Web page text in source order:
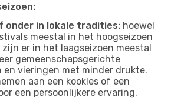
onder in lokale tradities: hoewel
meestal in het hoogseizoen
er in het laagseizoen meestal
gemeenschapsgerichte
en vieringen met minder drukte.
aan een kookles of een
een persoonlijkere ervaring.